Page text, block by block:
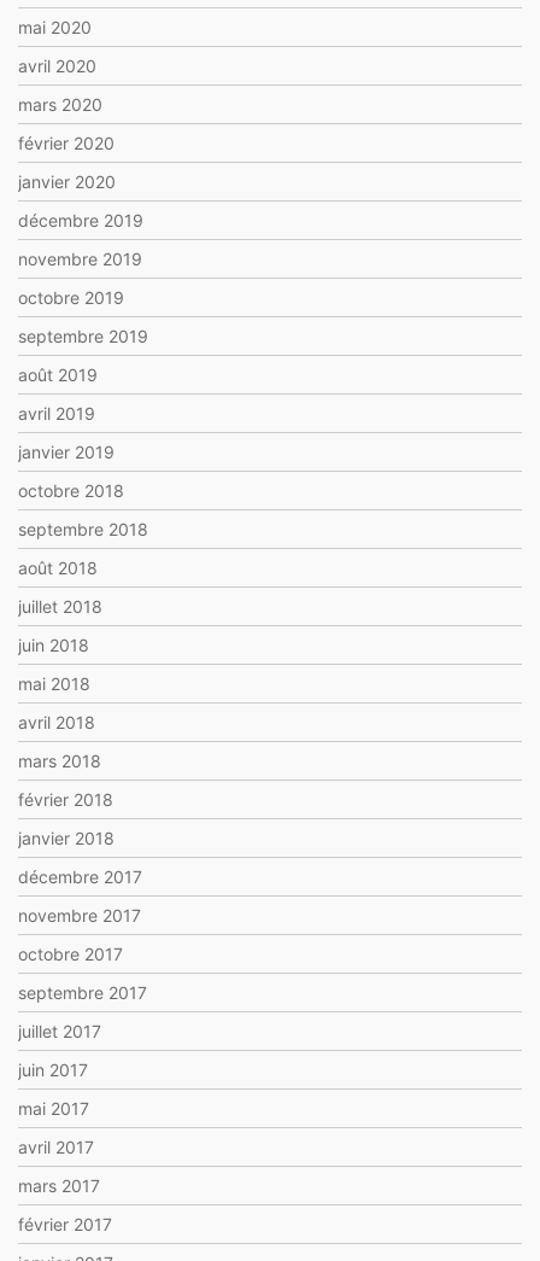
mai 2020
avril 2020
mars 2020
février 2020
janvier 2020
décembre 2019
novembre 2019
octobre 2019
septembre 2019
août 2019
avril 2019
janvier 2019
octobre 2018
septembre 2018
août 2018
juillet 2018
juin 2018
mai 2018
avril 2018
mars 2018
février 2018
janvier 2018
décembre 2017
novembre 2017
octobre 2017
septembre 2017
juillet 2017
juin 2017
mai 2017
avril 2017
mars 2017
février 2017